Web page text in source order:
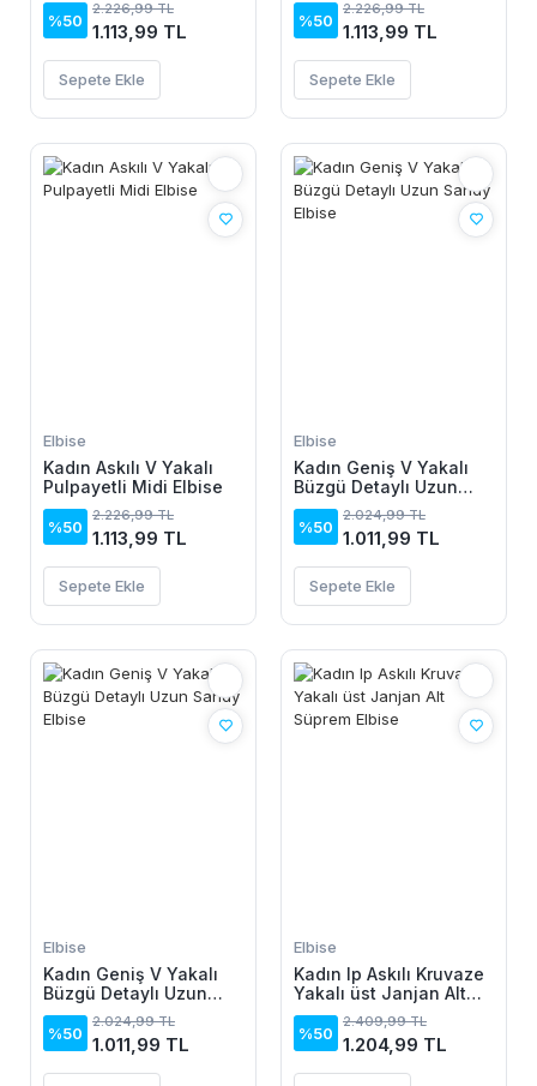
%50
2.226,99 TL
1.113,99 TL
Sepete Ekle
%50
2.226,99 TL
1.113,99 TL
Sepete Ekle
Elbise
Kadın Askılı V Yakalı
Pulpayetli Midi Elbise
%50
2.226,99 TL
1.113,99 TL
Sepete Ekle
Elbise
Kadın Geniş V Yakalı
Büzgü Detaylı Uzun
Sandy Elbise
%50
2.024,99 TL
1.011,99 TL
Sepete Ekle
Elbise
Kadın Geniş V Yakalı
Büzgü Detaylı Uzun
Sandy Elbise
%50
2.024,99 TL
1.011,99 TL
Elbise
Kadın Ip Askılı Kruvaze
Yakalı üst Janjan Alt
Süprem Elbise
%50
2.409,99 TL
1.204,99 TL